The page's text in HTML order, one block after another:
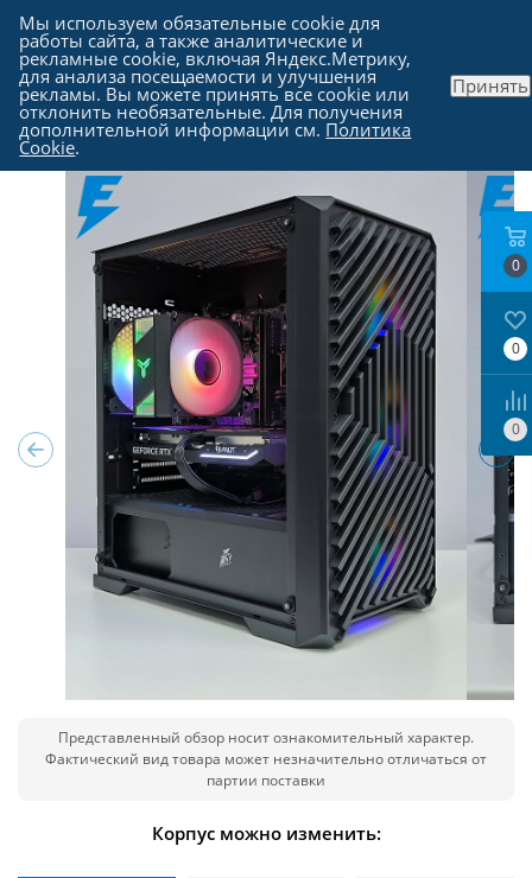
Каталог - Компьютеры в Москве
Представленный обзор носит ознакомительный характер.
Фактический вид товара может незначительно отличаться от
партии поставки
Корпус можно изменить:
0
0
0
Мы используем обязательные cookie для
работы сайта, а также аналитические и
рекламные cookie, включая Яндекс.Метрику,
для анализа посещаемости и улучшения
рекламы. Вы можете принять все cookie или
отклонить необязательные. Для получения
дополнительной информации см. Политика
Cookie.
Принять